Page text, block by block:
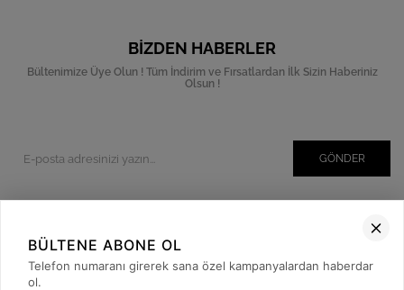
BIZDEN HABERLER
Bültenimize Üye Olun ! Tüm İndirim ve Fırsatlardan İlk Sizin Haberiniz
Olsun !
GÖNDER
Kurumsal
Müşteri İlişkileri
BÜLTENE ABONE OL
Telefon numaranı girerek sana özel kampanyalardan haberdar
ol.